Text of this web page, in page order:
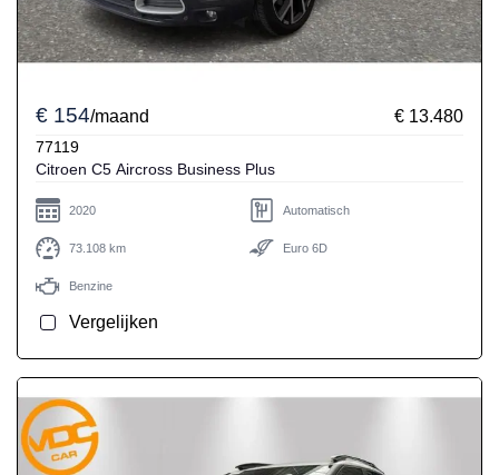
€ 154/maand € 13.480
77119
Citroen C5 Aircross Business Plus
2020 Automatisch
73.108 km Euro 6D
Benzine
Vergelijken